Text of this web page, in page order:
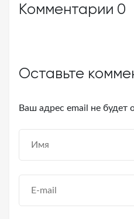
Комментарии 0
Оставьте
Ваш адрес email не будет